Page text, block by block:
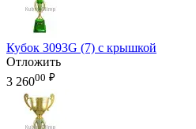
Кубок 3093G (7) с крышкой
Отложить
3 26000 ₽